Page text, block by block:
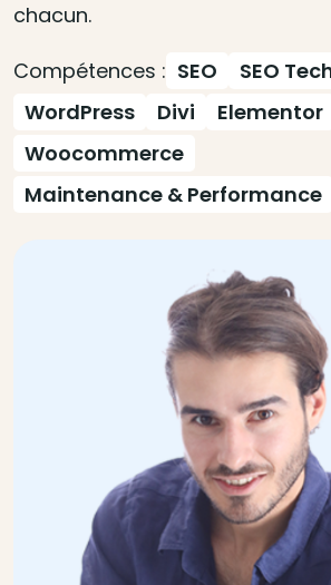
chacun.
Compétences : SEO
SEO
WordPress
Divi Elementor
Woocommerce
Maintenance & Performance